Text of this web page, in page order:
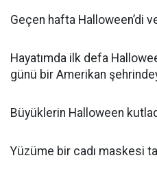
Geçen hafta Halloween’di
Hayatımda ilk defa
günü bir Amerikan
Büyüklerin Halloween
Yüzüme bir cadı maskesi